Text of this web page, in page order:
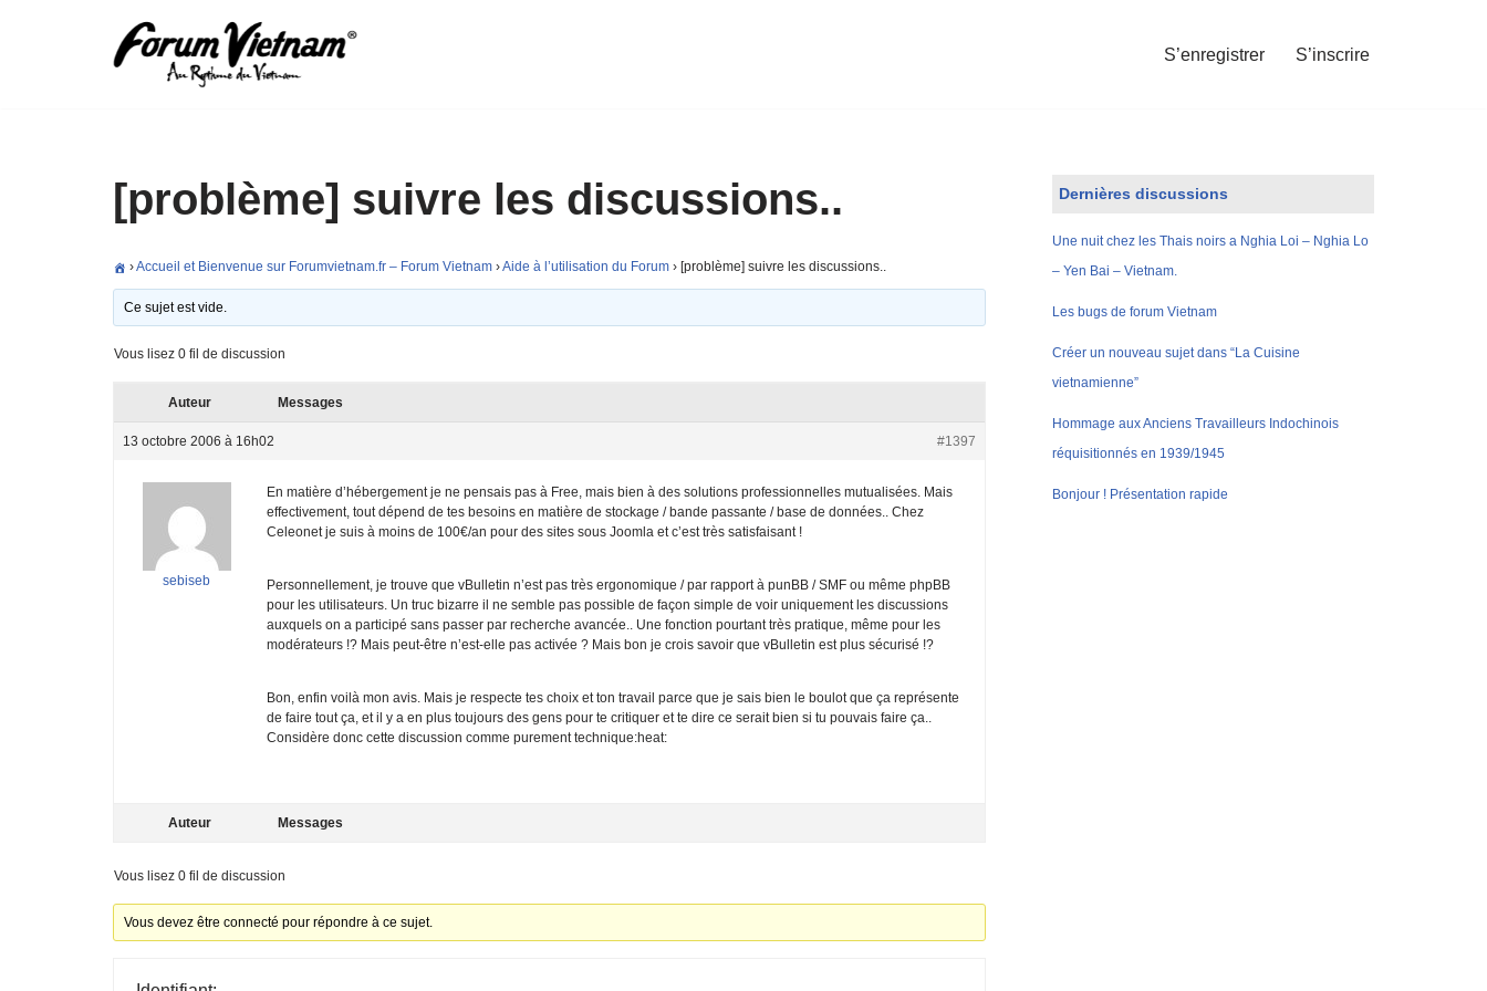
S’enregistrer S’inscrire
[problème] suivre les discussions..
›Accueil et Bienvenue sur Forumvietnam.fr – Forum Vietnam ›Aide à l’utilisation du Forum › [problème] suivre les discussions..
Ce sujet est vide.
Vous lisez 0 fil de discussion
Auteur Messages
13 octobre 2006 à 16h02 #1397
sebiseb
En matière d’hébergement je ne pensais pas à Free, mais bien à des solutions professionnelles mutualisées. Mais
effectivement, tout dépend de tes besoins en matière de stockage / bande passante / base de données.. Chez
Celeonet je suis à moins de 100€/an pour des sites sous Joomla et c’est très satisfaisant !
Personnellement, je trouve que vBulletin n’est pas très ergonomique / par rapport à punBB / SMF ou même phpBB
pour les utilisateurs. Un truc bizarre il ne semble pas possible de façon simple de voir uniquement les discussions
auxquels on a participé sans passer par recherche avancée.. Une fonction pourtant très pratique, même pour les
modérateurs !? Mais peut-être n’est-elle pas activée ? Mais bon je crois savoir que vBulletin est plus sécurisé !?
Bon, enfin voilà mon avis. Mais je respecte tes choix et ton travail parce que je sais bien le boulot que ça représente
de faire tout ça, et il y a en plus toujours des gens pour te critiquer et te dire ce serait bien si tu pouvais faire ça..
Considère donc cette discussion comme purement technique:heat:
Auteur Messages
Vous lisez 0 fil de discussion
Vous devez être connecté pour répondre à ce sujet.
Dernières discussions
Une nuit chez les Thais noirs a Nghia Loi – Nghia Lo
– Yen Bai – Vietnam.
Les bugs de forum Vietnam
Créer un nouveau sujet dans “La Cuisine
vietnamienne”
Hommage aux Anciens Travailleurs Indochinois
réquisitionnés en 1939/1945
Bonjour ! Présentation rapide